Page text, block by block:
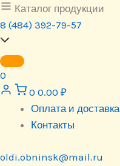
Перейти
к
содержимому
Каталог продукции
8 (484) 392-79-57
0
0 0.00 ₽
Оплата и доставка
Контакты
oldi.obninsk@mail.ru